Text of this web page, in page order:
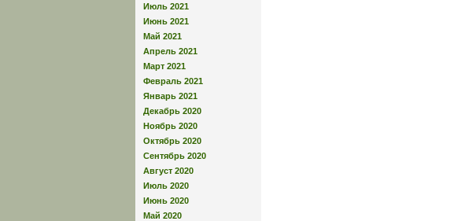
Июль 2021
Июнь 2021
Май 2021
Апрель 2021
Март 2021
Февраль 2021
Январь 2021
Декабрь 2020
Ноябрь 2020
Октябрь 2020
Сентябрь 2020
Август 2020
Июль 2020
Июнь 2020
Май 2020